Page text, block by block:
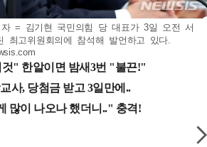
자 = 김기현 국민의힘 당 대표가 3일 오전 서
최고위원회의에 참석해 발언하고 있다.